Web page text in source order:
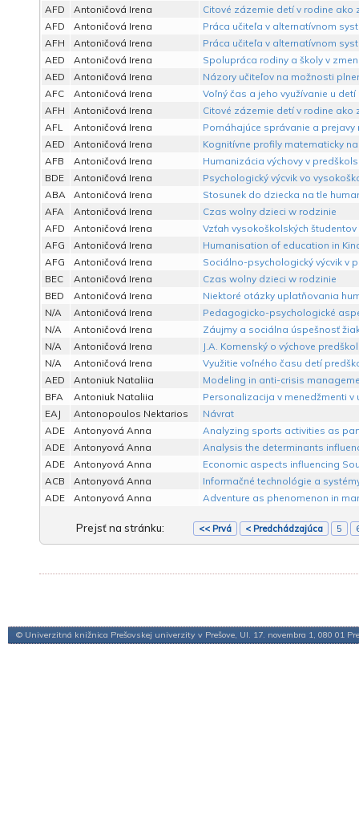
AFD
Antoničová Irena
Citové zázemie detí v rodine
AFD
Antoničová Irena
Práca učiteľa v alternatívnom
AFH
Antoničová Irena
Práca učiteľa v alternatívnom
AED
Antoničová Irena
Spolupráca rodiny a školy v
AED
Antoničová Irena
Názory učiteľov na možnosti
AFC
Antoničová Irena
Voľný čas a jeho využívanie u
AFH
Antoničová Irena
Citové zázemie detí v rodine
AFL
Antoničová Irena
Pomáhajúce správanie a
AED
Antoničová Irena
Kognitívne profily matematicky
AFB
Antoničová Irena
Humanizácia výchovy v
BDE
Antoničová Irena
Psychologický výcvik vo
ABA
Antoničová Irena
Stosunek do dziecka na tle
AFA
Antoničová Irena
Czas wolny dzieci w rodzinie
AFD
Antoničová Irena
Vzťah vysokoškolských
AFG
Antoničová Irena
Humanisation of education in
AFG
Antoničová Irena
Sociálno-psychologický výcvik v
BEC
Antoničová Irena
Czas wolny dzieci w rodzinie
BED
Antoničová Irena
Niektoré otázky uplatňovania
N/A
Antoničová Irena
Pedagogicko-psychologické
N/A
Antoničová Irena
Záujmy a sociálna úspešnosť
N/A
Antoničová Irena
J.A. Komenský o výchove
N/A
Antoničová Irena
Využitie voľného času detí
AED
Antoniuk Nataliia
Modeling in anti-crisis
BFA
Antoniuk Nataliia
Personalizacija v menedžmenti
EAJ
Antonopoulos Nektarios
Návrat
ADE
Antonyová Anna
Analyzing sports activities as
ADE
Antonyová Anna
Analysis the determinants
ADE
Antonyová Anna
Economic aspects influencing
ACB
Antonyová Anna
Informačné technológie a
ADE
Antonyová Anna Adventure as phenomenon in
Prejsť na stránku: << Prvá < Predchádzajúca 5
© Univerzitná knižnica Prešovskej univerzity v Prešove, Ul. 17. novembra 1, 080 01